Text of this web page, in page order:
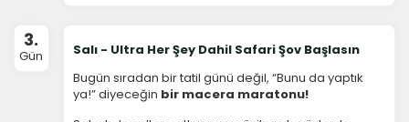
Pazarlama Çerezleri
Size ve ilgi alanlarınıza uygun reklamlar göstermek
3.
Gün
Salı - Ultra Her Şey Dahil Safari Şov Başlasın
Bugün sıradan bir tatil günü değil, “Bunu da yaptık
ya!” diyeceğin bir macera maratonu!